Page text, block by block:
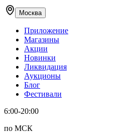
Москва
Приложение
Магазины
Акции
Новинки
Ликвидация
Аукционы
Блог
Фестивали
6:00-20:00
по МСК